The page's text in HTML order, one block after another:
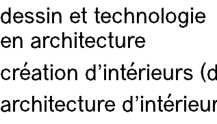
dessin et technologie
en architecture
création d'intérieurs
architecture